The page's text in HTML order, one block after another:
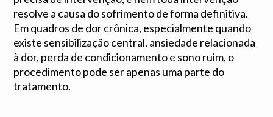
resolve a causa do sofrimento de forma definitiva.
Em quadros de dor crônica, especialmente quando
existe sensibilização central, ansiedade relacionada
à dor, perda de condicionamento e sono ruim, o
procedimento pode ser apenas uma parte do
tratamento.